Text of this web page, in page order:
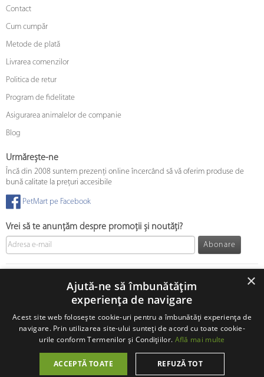
Contact
Cum cumpăr
Metode de plată
Livrarea comenzilor
Politica de retur
Program de fidelitate
Asigurarea animalelor de companie
Blog
Urmărește-ne
Încă din 2008 suntem prezenți online încercând să vă oferim produse de
bună calitate la prețuri accesibile
PetMart pe Facebook
Vrei să te anunțăm despre promoții și noutăți?
Abonare
×
Ajută-ne să îmbunătățim
experiența de navigare
Acest site web folosește cookie-uri pentru a îmbunătăți experiența de
navigare. Prin utilizarea site-ului sunteți de acord cu toate cookie-
urile conform Termenilor și Condițiilor. Află mai multe
ACCEPTĂ TOATE REFUZĂ TOT